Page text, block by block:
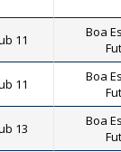
11
Boa
11
Boa
13
Boa